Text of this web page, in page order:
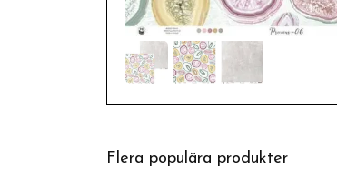
Flera populära produkter